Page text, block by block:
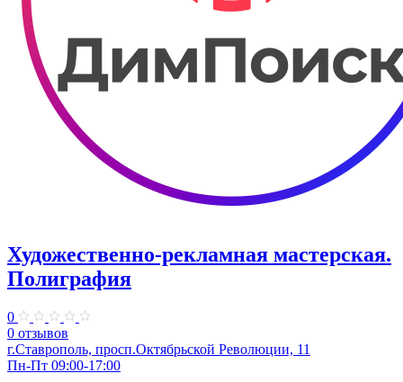
Художественно-рекламная мастерская.
Полиграфия
0
0 отзывов
г.Ставрополь, просп.Октябрьской Революции, 11
Пн-Пт 09:00-17:00